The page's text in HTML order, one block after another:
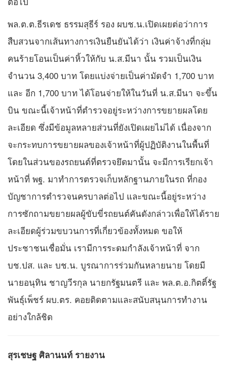
พล.ต.ต.ธีรเดช ธรรมสุธีร์ รอง ผบช.น.เปิดเผยต่อว่าการ
สืบสวนจากเส้นทางการเงินยืนยันได้ว่า เงินค่าจ้างที่กลุ่ม
คนร้ายโอนเป็นค่าหิ้วให้กับ น.ส.มีนา นั้น รวมเป็นเงิน
จำนวน 3,400 บาท โดยแบ่งจ่ายเป็นค่ามัดจำ 1,700 บาท
และ อีก 1,700 บาท ได้โอนจ่ายให้ในวันที่ น.ส.มีนา จะขึ้น
บิน ขณะนี้เจ้าหน้าที่ตำรวจอยู่ระหว่างการขยายผลโดย
ละเอียด ซึ่งมีข้อมูลหลายส่วนที่ยังเปิดเผยไม่ได้ เนื่องจาก
จะกระทบการขยายผลของเจ้าหน้าที่ผู้ปฏิบัติงานในพื้นที่
โดยในส่วนของรถยนต์ที่ตรวจยึดมานั้น จะมีการเรียกเจ้า
หน้าที่ พฐ. มาทำการตรวจเก็บหลักฐานภายในรถ ที่กอง
บัญชาการตำรวจนครบาลต่อไป และขณะนี้อยู่ระหว่าง
การซักถามขยายผลผู้ขับขี่รถยนต์คันดังกล่าวเพื่อให้ได้ราย
ละเอียดผู้ร่วมขบวนการที่เกี่ยวข้องทั้งหมด ขอให้
ประชาชนเชื่อมั่น เรามีการระดมกำลังเจ้าหน้าที่ จาก
บช.ปส. และ บช.น. บูรณาการร่วมกันหลายนาย โดยมี
นายอนุทิน ชาญวีรกุล นายกรัฐมนตรี และ พล.ต.อ.กิตติ์รัฐ
พันธุ์เพ็ชร์ ผบ.ตร. คอยติดตามและสนับสนุนการทำงาน
อย่างใกล้ชิด
สุรเชษฐ ศิลานนท์ รายงาน